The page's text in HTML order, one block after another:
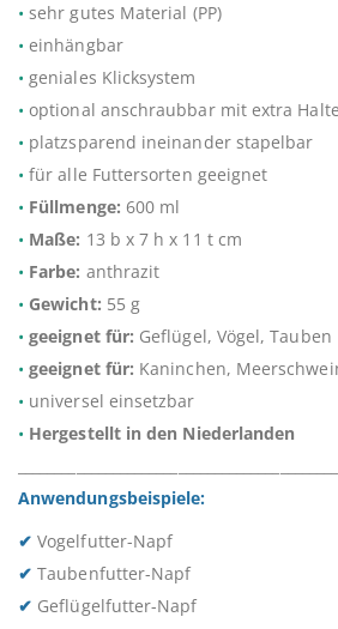
•sehr gutes Material (PP)
•einhängbar
•geniales Klicksystem
•optional anschraubbar mit extra
• platzsparend ineinander stapelbar
•für alle Futtersorten geeignet
• Füllmenge: 600 ml
• Maße: 13 b x 7 h x 11 t cm
• Farbe: anthrazit
• Gewicht: 55 g
•geeignet für: Geflügel, Vögel, Tauben
•geeignet für: Kaninchen,
• universel einsetzbar
• Hergestellt in den Niederlanden
Anwendungsbeispiele:
✔ Vogelfutter-Napf
✔ Taubenfutter-Napf
✔ Geflügelfutter-Napf